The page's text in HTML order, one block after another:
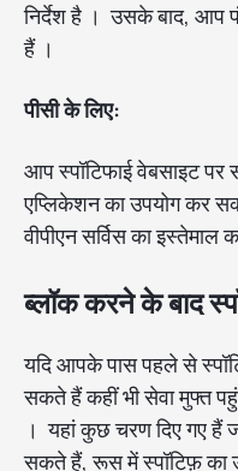
निर्देश है । उसके बाद, आप
हैं ।
पीसी के लिए:
आप स्पॉटिफाई वेबसाइट
एप्लिकेशन का उपयोग कर
वीपीएन सर्विस का इस्तेमाल
ब्लॉक करने के बाद
यदि आपके पास पहले से
सकते हैं कहीं भी सेवा मुफ्त
। यहां कुछ चरण दिए गए हैं
सकते हैं, रूस में स्पॉटिफ़ का